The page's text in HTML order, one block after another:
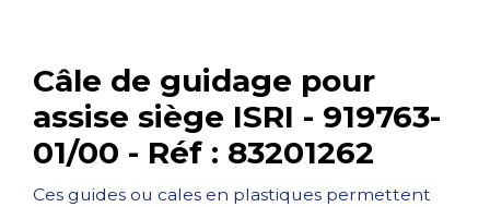
Câle de guidage pour
assise siège ISRI - 919763-
01/00 - Réf : 83201262
Ces guides ou cales en plastiques permettent